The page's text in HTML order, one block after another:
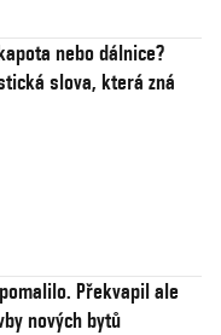
nebo dálnice?
slova, která zná
Překvapil ale
nových bytů